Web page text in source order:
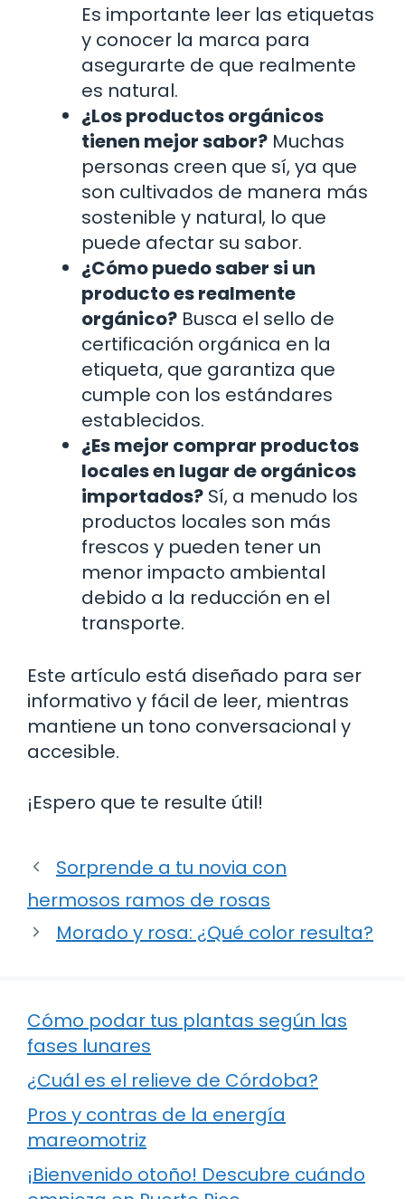
Es importante leer las etiquetas
y conocer la marca para
asegurarte de que realmente
es natural.
¿Los productos orgánicos
tienen mejor sabor? Muchas
personas creen que sí, ya que
son cultivados de manera más
sostenible y natural, lo que
puede afectar su sabor.
¿Cómo puedo saber si un
producto es realmente
orgánico? Busca el sello de
certificación orgánica en la
etiqueta, que garantiza que
cumple con los estándares
establecidos.
¿Es mejor comprar productos
locales en lugar de orgánicos
importados? Sí, a menudo los
productos locales son más
frescos y pueden tener un
menor impacto ambiental
debido a la reducción en el
transporte.
Este artículo está diseñado para ser
informativo y fácil de leer, mientras
mantiene un tono conversacional y
accesible.
¡Espero que te resulte útil!
Sorprende a tu novia con
hermosos ramos de rosas
Morado y rosa: ¿Qué color resulta?
Cómo podar tus plantas según las
fases lunares
¿Cuál es el relieve de Córdoba?
Pros y contras de la energía
mareomotriz
¡Bienvenido otoño! Descubre cuándo